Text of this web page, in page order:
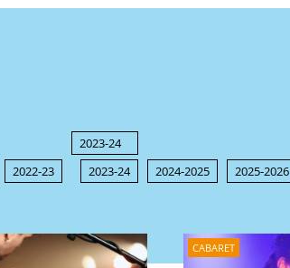
2022-23
2023-24
2023-24
2024-2025 2025-2026
CABARET